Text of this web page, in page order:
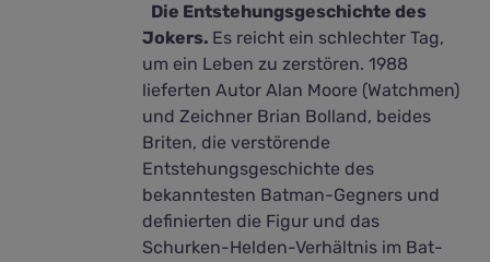
Die Entstehungsgeschichte des
Jokers. Es reicht ein schlechter Tag,
um ein Leben zu zerstören. 1988
lieferten Autor Alan Moore (Watchmen)
und Zeichner Brian Bolland, beides
Briten, die verstörende
Entstehungsgeschichte des
bekanntesten Batman-Gegners und
definierten die Figur und das
Schurken-Helden-Verhältnis im Bat-